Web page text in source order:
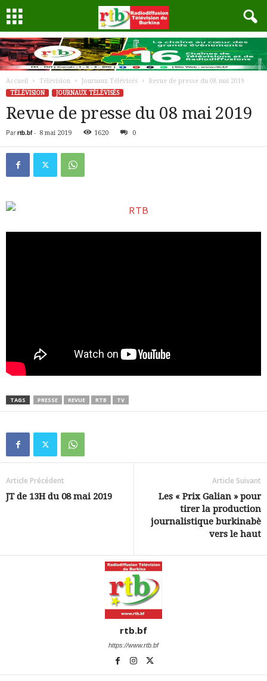
Accueil Télévision Journaux Télévisés
Revue de presse du 08 mai 2019
TÉLÉVISION
JOURNAUX TÉLÉVISÉS
Revue de presse du 08 mai 2019
Par rtb.bf- 8 mai 2019 1620 0
TAGS PRESSE REVUE RTB TV
Article Précédent
JT de 13H du 08 mai 2019
Article Suivant
Les « Prix Galian » pour
tirer la production
journalistique burkinabè
vers le haut
rtb.bf
https://www.rtb.bf